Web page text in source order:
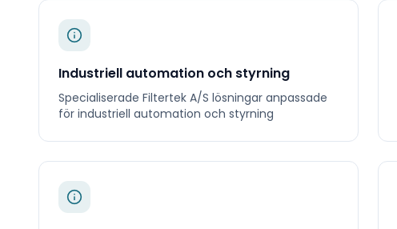
Industriell automation och styrning
Specialiserade Filtertek A/S lösningar anpassade
för industriell automation och styrning